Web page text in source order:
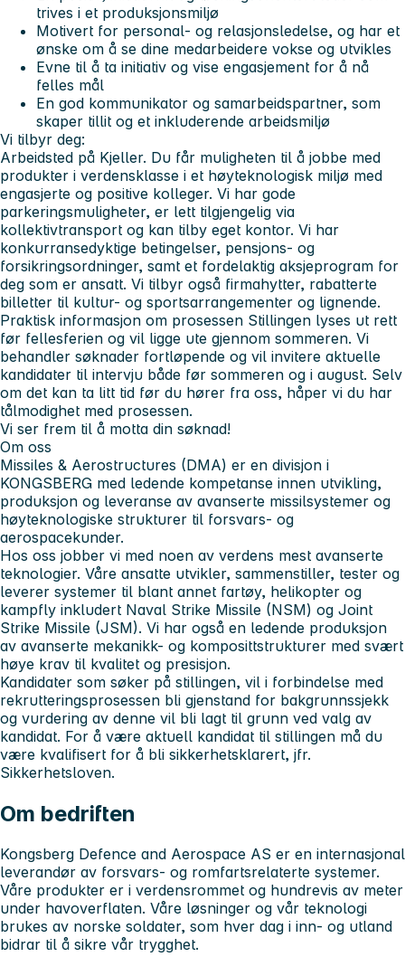
trives i et produksjonsmiljø
Motivert for personal- og relasjonsledelse, og har et
ønske om å se dine medarbeidere vokse og utvikles
Evne til å ta initiativ og vise engasjement for å nå
felles mål
En god kommunikator og samarbeidspartner, som
skaper tillit og et inkluderende arbeidsmiljø
Vi tilbyr deg:
Arbeidsted på Kjeller. Du får muligheten til å jobbe med
produkter i verdensklasse i et høyteknologisk miljø med
engasjerte og positive kolleger. Vi har gode
parkeringsmuligheter, er lett tilgjengelig via
kollektivtransport og kan tilby eget kontor. Vi har
konkurransedyktige betingelser, pensjons- og
forsikringsordninger, samt et fordelaktig aksjeprogram for
deg som er ansatt. Vi tilbyr også firmahytter, rabatterte
billetter til kultur- og sportsarrangementer og lignende.
Praktisk informasjon om prosessen Stillingen lyses ut rett
før fellesferien og vil ligge ute gjennom sommeren. Vi
behandler søknader fortløpende og vil invitere aktuelle
kandidater til intervju både før sommeren og i august. Selv
om det kan ta litt tid før du hører fra oss, håper vi du har
tålmodighet med prosessen.
Vi ser frem til å motta din søknad!
Om oss
Missiles & Aerostructures (DMA) er en divisjon i
KONGSBERG med ledende kompetanse innen utvikling,
produksjon og leveranse av avanserte missilsystemer og
høyteknologiske strukturer til forsvars- og
aerospacekunder.
Hos oss jobber vi med noen av verdens mest avanserte
teknologier. Våre ansatte utvikler, sammenstiller, tester og
leverer systemer til blant annet fartøy, helikopter og
kampfly inkludert Naval Strike Missile (NSM) og Joint
Strike Missile (JSM). Vi har også en ledende produksjon
av avanserte mekanikk- og komposittstrukturer med svært
høye krav til kvalitet og presisjon.
Kandidater som søker på stillingen, vil i forbindelse med
rekrutteringsprosessen bli gjenstand for bakgrunnssjekk
og vurdering av denne vil bli lagt til grunn ved valg av
kandidat. For å være aktuell kandidat til stillingen må du
være kvalifisert for å bli sikkerhetsklarert, jfr.
Sikkerhetsloven.
Om bedriften
Kongsberg Defence and Aerospace AS er en internasjonal
leverandør av forsvars- og romfartsrelaterte systemer.
Våre produkter er i verdensrommet og hundrevis av meter
under havoverflaten. Våre løsninger og vår teknologi
brukes av norske soldater, som hver dag i inn- og utland
bidrar til å sikre vår trygghet.